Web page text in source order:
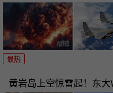
最热
黄岩岛上空惊雷起！东